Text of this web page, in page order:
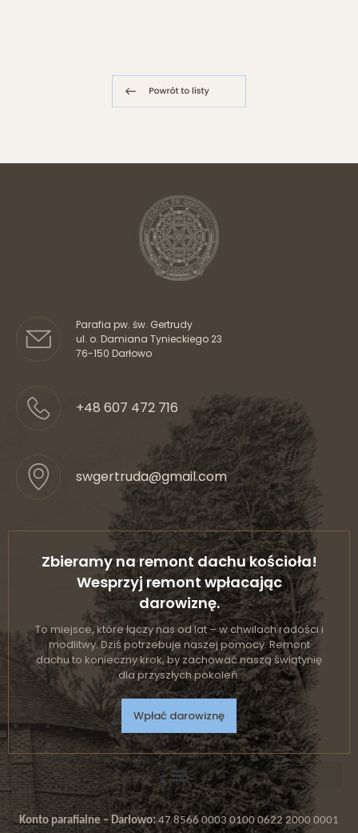
Parafia pw. św. Gertrudy
ul. o. Damiana Tynieckiego 23
76-150 Darłowo
+48 607 472 716
swgertruda@gmail.com
Zbieramy na remont dachu kościoła!
Wesprzyj remont wpłacając
darowiznę.
To miejsce, które łączy nas od lat – w chwilach radości i
modlitwy. Dziś potrzebuje naszej pomocy. Remont
dachu to konieczny krok, by zachować naszą świątynię
dla przyszłych pokoleń.
Wpłać darowiznę
Konto parafialne – Darłowo:47 8566 0003 0100 0622 2000 0001